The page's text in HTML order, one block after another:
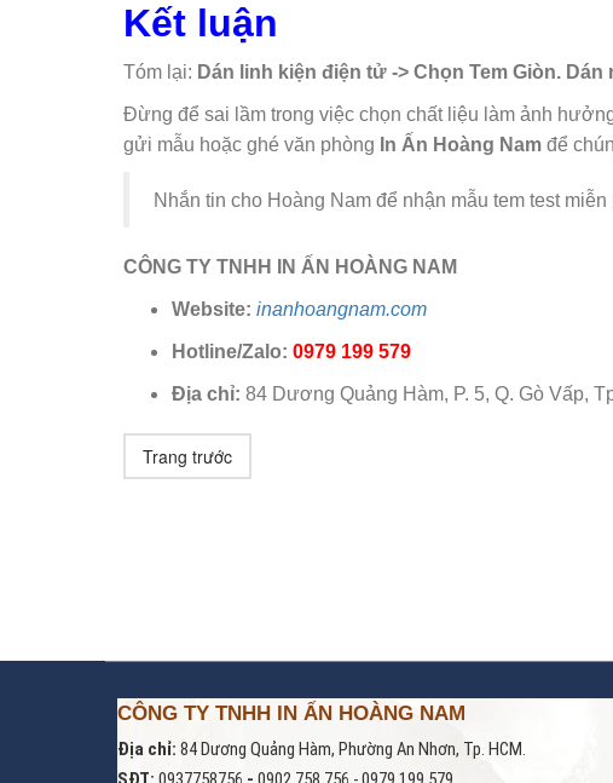
Kết luận
Tóm lại: Dán linh kiện điện tử -> Chọn Tem Giòn.
Đừng để sai lầm trong việc chọn chất liệu làm ảnh
gửi mẫu hoặc ghé văn phòng In Ấn Hoàng Nam để
Nhắn tin cho Hoàng Nam để nhận mẫu tem test miễn
CÔNG TY TNHH IN ẤN HOÀNG NAM
Website: inanhoangnam.com
Hotline/Zalo: 0979 199 579
Địa chỉ: 84 Dương Quảng Hàm, P. 5, Q. Gò Vấp,
Trang trước
CÔNG TY TNHH IN ẤN HOÀNG NAM
Địa chỉ: 84 Dương Quảng Hàm, Phường An Nhơn, Tp. HCM.